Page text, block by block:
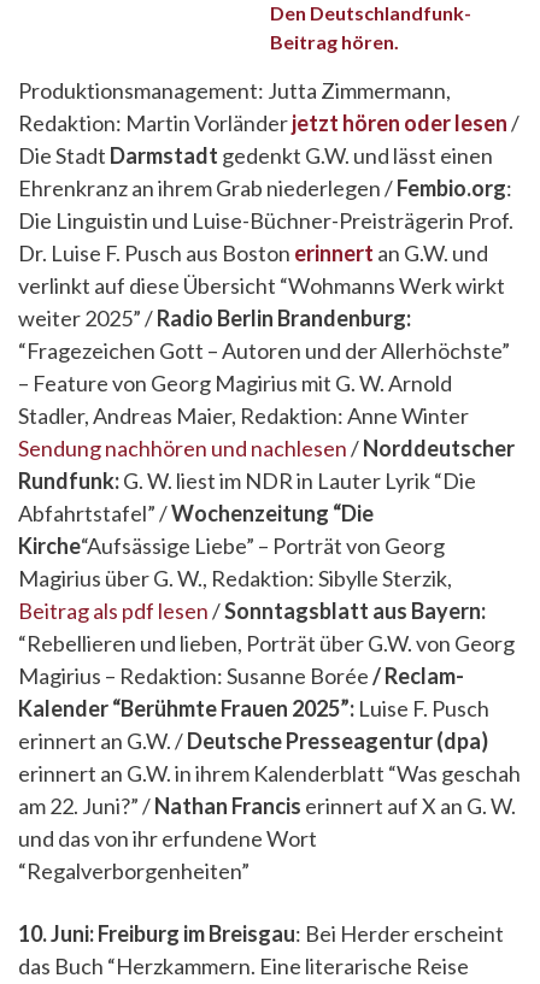
Den Deutschlandfunk-
Beitrag hören.
Produktionsmanagement: Jutta Zimmermann,
Redaktion: Martin Vorländerjetzt hören oder lesen/
Die Stadt Darmstadt gedenkt G.W. und lässt einen
Ehrenkranz an ihrem Grab niederlegen /Fembio.org:
Die Linguistin und Luise-Büchner-Preisträgerin Prof.
Dr. Luise F. Pusch aus Boston erinnert an G.W. und
verlinkt auf diese Übersicht “Wohmanns Werk wirkt
weiter 2025” /Radio Berlin Brandenburg:
“Fragezeichen Gott – Autoren und der Allerhöchste”
– Feature von Georg Magirius mit G. W. Arnold
Stadler, Andreas Maier, Redaktion: Anne Winter
Sendung nachhören und nachlesen/Norddeutscher
Rundfunk:G. W. liest im NDR in Lauter Lyrik “Die
Abfahrtstafel” /Wochenzeitung “Die
Kirche“Aufsässige Liebe” – Porträt von Georg
Magirius über G. W., Redaktion: Sibylle Sterzik,
Beitrag als pdf lesen/Sonntagsblatt aus Bayern:
“Rebellieren und lieben, Porträt über G.W. von Georg
Magirius – Redaktion: Susanne Borée/ Reclam-
Kalender “Berühmte Frauen 2025”: Luise F. Pusch
erinnert an G.W. /Deutsche Presseagentur (dpa)
erinnert an G.W. in ihrem Kalenderblatt “Was geschah
am 22. Juni?” /Nathan Francis erinnert auf X an G. W.
und das von ihr erfundene Wort
“Regalverborgenheiten”
10. Juni: Freiburg im Breisgau: Bei Herder erscheint
das Buch “Herzkammern. Eine literarische Reise